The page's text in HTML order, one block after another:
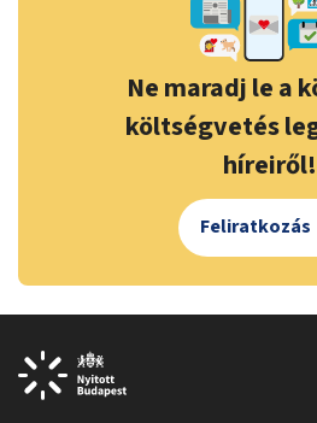
Ne maradj le a
költségvetés
híreiről!
Feliratkozás